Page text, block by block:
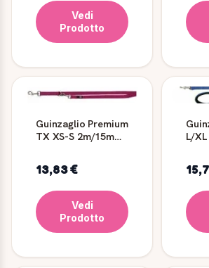
Vedi
Prodotto
Guinzaglio Premium
TX XS-S 2m/15mm
13,83 €
Vedi
Prodotto
L/